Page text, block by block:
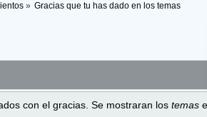
» Gracias que tu has dado en los temas
con el gracias. Se mostraran los temas